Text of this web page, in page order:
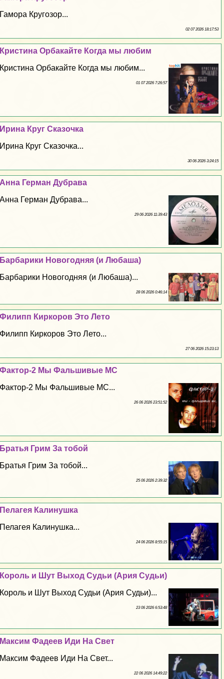
Гамора Кругозор...
02 07 2026 18:17:53
Кристина Орбакайте Когда мы любим
Кристина Орбакайте Когда мы любим...
01 07 2026 7:26:57
Ирина Круг Сказочка
Ирина Круг Сказочка...
30 06 2026 3:24:15
Анна Герман Дубрава
Анна Герман Дубрава...
29 06 2026 11:39:43
Барбарики Новогодняя (и Любаша)
Барбарики Новогодняя (и Любаша)...
28 06 2026 0:46:14
Филипп Киркоров Это Лето
Филипп Киркоров Это Лето...
27 06 2026 15:23:13
Фактор-2 Мы Фальшивые МС
Фактор-2 Мы Фальшивые МС...
26 06 2026 23:51:52
Братья Грим За тобой
Братья Грим За тобой...
25 06 2026 2:39:32
Пелагея Калинушка
Пелагея Калинушка...
24 06 2026 8:55:15
Король и Шут Выход Судьи (Ария Судьи)
Король и Шут Выход Судьи (Ария Судьи)...
23 06 2026 6:53:48
Максим Фадеев Иди На Свет
Максим Фадеев Иди На Свет...
22 06 2026 14:49:22